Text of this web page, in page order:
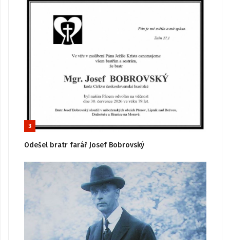
3
Odešel bratr farář Josef Bobrovský